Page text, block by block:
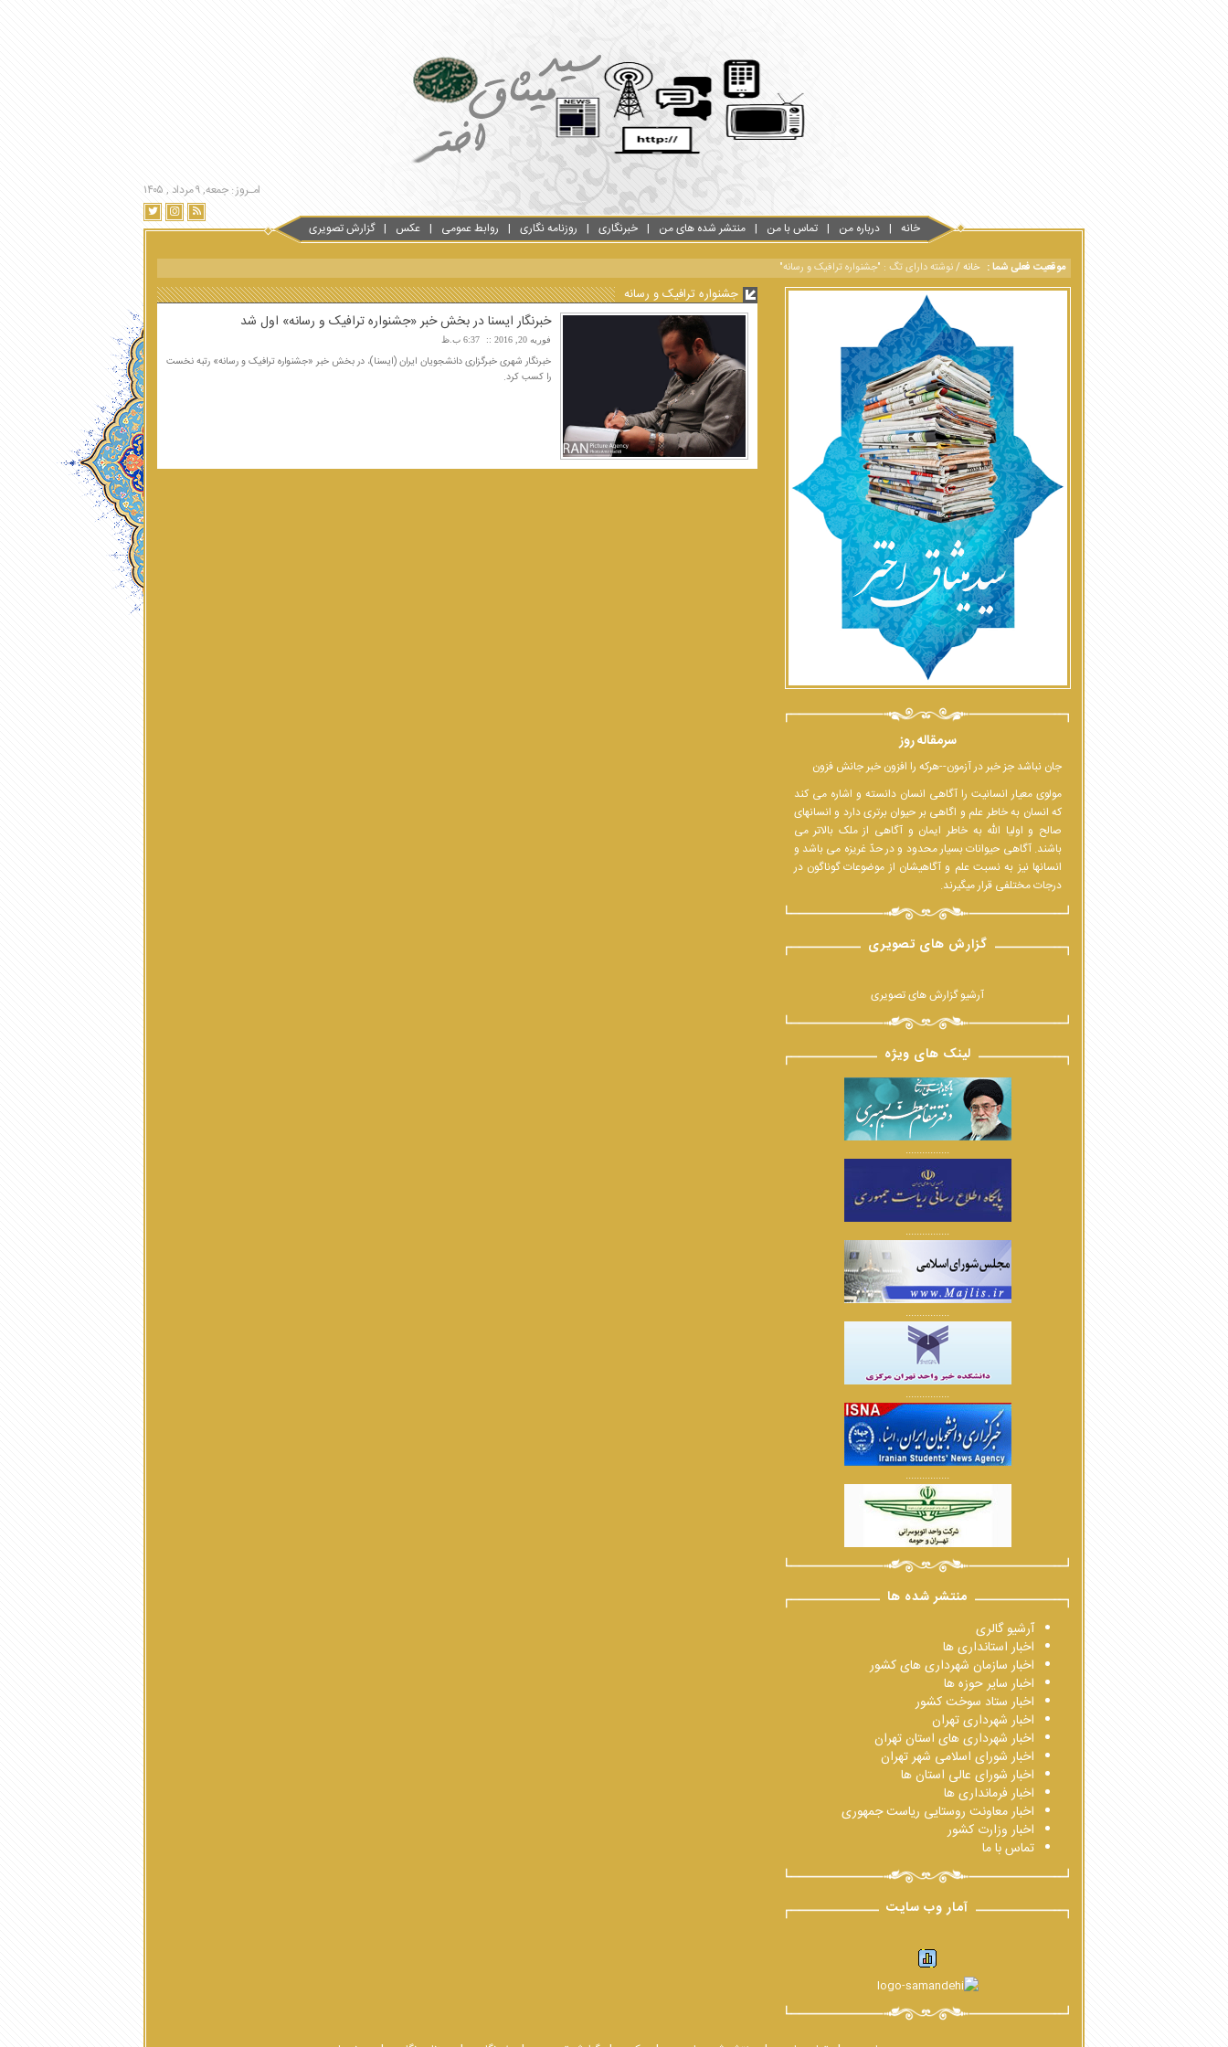
امـروز : جمعه, ۹ مرداد , ۱۴۰۵
خانه درباره من تماس با من منتشر شده های من خبرنگاری روزنامه نگاری روابط عمومی عکس گزارش تصویری
موقعیت فعلی شما : خانه/نوشته دارای تگ : "جشنواره ترافیک و رسانه"
جشنواره ترافیک و رسانه
خبرنگار ایسنا در بخش خبر «جشنواره ترافیک و رسانه» اول شد
فوریه 20, 2016 6:37 ب.ظ
خبرنگار شهری خبرگزاری دانشجویان ایران (ایسنا)، در بخش خبر «جشنواره ترافیک و رسانه» رتبه نخست
را کسب کرد.
سرمقاله روز
جان نباشد جز خبر در آزمون--هرکه را افزون خبر جانش فزون
مولوی معیار انسانیت را آگاهی انسان دانسته و اشاره می کند
که انسان به خاطر علم و اگاهی بر حیوان برتری دارد و انسانهای
صالح و اولیا الله به خاطر ایمان و آگاهی از ملک بالاتر می
باشند. آگاهی حیوانات بسیار محدود و در حدّ غریزه می باشد و
انسانها نیز به نسبت علم و آگاهیشان از موضوعات گوناگون در
درجات مختلفی قرار میگیرند.
گزارش های تصویری
آرشیو گزارش های تصویری
لینک های ویژه
................
................
................
................
................
منتشر شده ها
آرشیو گالری
اخبار استانداری ها
اخبار سازمان شهرداری های کشور
اخبار سایر حوزه ها
اخبار ستاد سوخت کشور
اخبار شهرداری تهران
اخبار شهرداری های استان تهران
اخبار شورای اسلامی شهر تهران
اخبار شورای عالی استان ها
اخبار فرمانداری ها
اخبار معاونت روستایی ریاست جمهوری
اخبار وزارت کشور
تماس با ما
آمار وب سایت